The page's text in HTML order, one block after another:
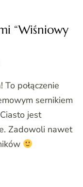
“Wiśniowy
połączenie
sernikiem
jest
Zadowoli nawet